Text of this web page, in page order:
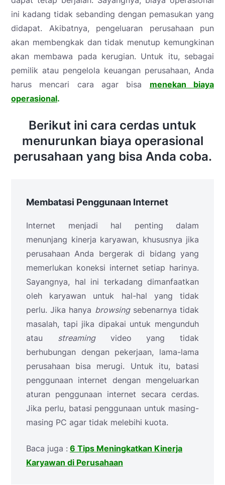
ini kadang tidak sebanding dengan pemasukan yang
didapat. Akibatnya, pengeluaran perusahaan pun
akan membengkak dan tidak menutup kemungkinan
akan membawa pada kerugian. Untuk itu, sebagai
pemilik atau pengelola keuangan perusahaan, Anda
harus mencari cara agar bisa menekan biaya
operasional.
Berikut ini cara cerdas untuk
menurunkan biaya operasional
perusahaan yang bisa Anda coba.
Membatasi Penggunaan Internet
Internet menjadi hal penting dalam
menunjang kinerja karyawan, khususnya jika
perusahaan Anda bergerak di bidang yang
memerlukan koneksi internet setiap harinya.
Sayangnya, hal ini terkadang dimanfaatkan
oleh karyawan untuk hal-hal yang tidak
perlu. Jika hanya browsingsebenarnya tidak
masalah, tapi jika dipakai untuk mengunduh
atau streamingvideo yang tidak
berhubungan dengan pekerjaan, lama-lama
perusahaan bisa merugi. Untuk itu, batasi
penggunaan internet dengan mengeluarkan
aturan penggunaan internet secara cerdas.
Jika perlu, batasi penggunaan untuk masing-
masing PC agar tidak melebihi kuota.
Baca juga : 6 Tips Meningkatkan Kinerja
Karyawan di Perusahaan